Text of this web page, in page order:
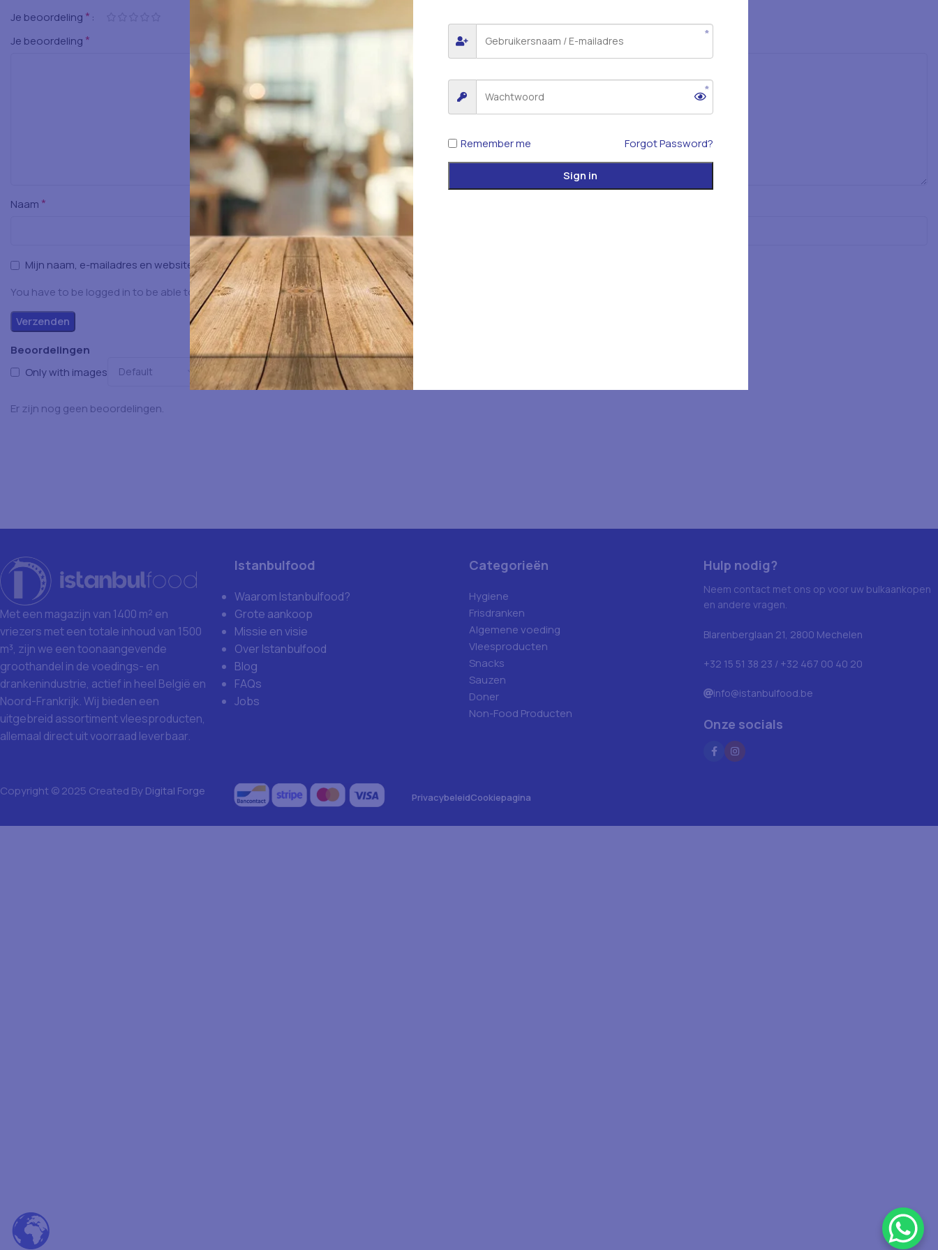
Beoordelingen
Only with images
Er zijn nog geen beoordelingen.
Je beoordeling *
Je beoordeling *
Naam *
Mijn naam, e-mailadres en website opslaan in deze browser voor de volgende keer wanneer ik een reactie plaats.
You have to be logged in to be able to add photos to your review.
Met een magazijn van 1400 m² en
vriezers met een totale inhoud van 1500
m³, zijn we een toonaangevende
groothandel in de voedings- en
drankenindustrie, actief in heel België en
Noord-Frankrijk. Wij bieden een
uitgebreid assortiment vleesproducten,
allemaal direct uit voorraad leverbaar.
Istanbulfood
Waarom Istanbulfood?
Grote aankoop
Missie en visie
Over Istanbulfood
Blog
FAQs
Jobs
Categorieën
Hygiene
Frisdranken
Algemene voeding
Vleesproducten
Snacks
Sauzen
Doner
Non-Food Producten
Hulp nodig?
Neem contact met ons op voor uw bulkaankopen
en andere vragen.
Blarenberglaan 21, 2800 Mechelen
+32 15 51 38 23 / +32 467 00 40 20
info@istanbulfood.be
Onze socials
Copyright © 2025 Created ByDigital Forge PrivacybeleidCookiepagina
Remember me Forgot Password?
Sign in